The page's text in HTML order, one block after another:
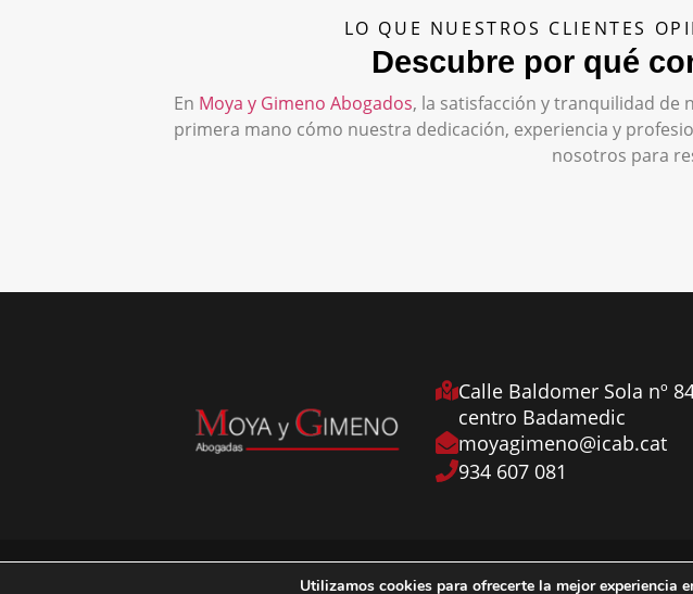
LO QUE NUESTROS CLIENTES
Descubre por qué
En Moya y Gimeno Abogados, la satisfacción y tranquilidad de
primera mano cómo nuestra dedicación, experiencia y
nosotros para
Calle Baldomer Sola nº
centro Badamedic
moyagimeno@icab.cat
934 607 081
Copyright Moya y Gimeno Abogadas | Diseño web realizado porLawPartner
Utilizamos cookies para ofrecerte la mejor experiencia